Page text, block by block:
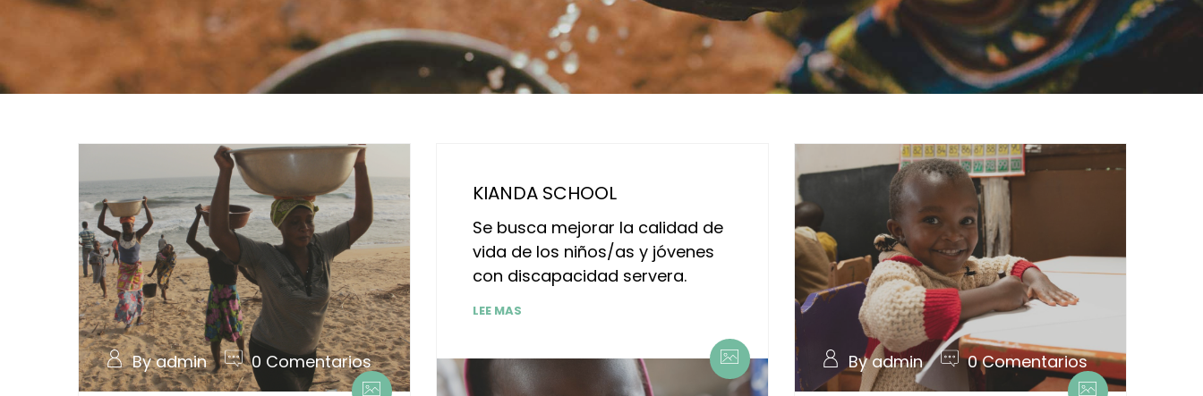
By admin 0 Comentarios
KIANDA SCHOOL
Se busca mejorar la calidad de
vida de los niños/as y jóvenes
con discapacidad servera.
LEE MAS
By admin 0 Comentarios